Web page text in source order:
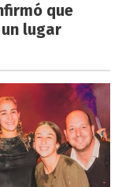
que
lugar